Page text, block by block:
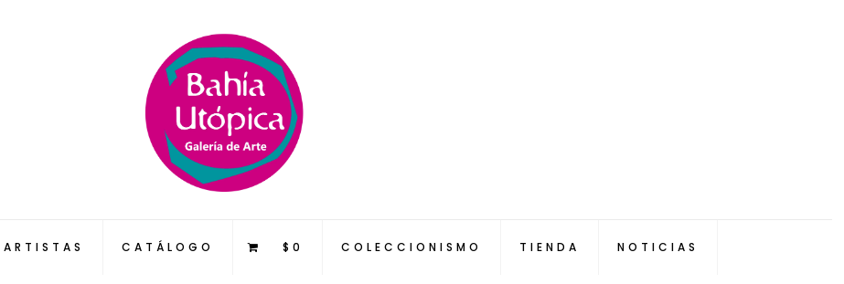
ARTISTAS CATÁLOGO $0 COLECCIONISMO TIENDA NOTICIAS